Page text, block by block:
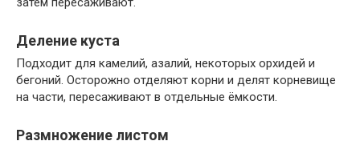
Деление куста
Подходит для камелий, азалий, некоторых орхидей и
бегоний. Осторожно отделяют корни и делят корневище
на части, пересаживают в отдельные ёмкости.
Размножение листом